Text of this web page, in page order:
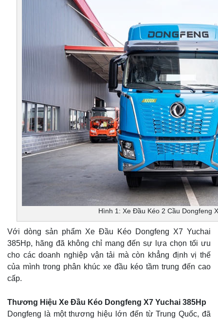
Hình 1: Xe Đầu Kéo 2 Cầu Dongfeng
Với dòng sản phẩm Xe Đầu Kéo Dongfeng X7 Yuchai
385Hp, hãng đã không chỉ mang đến sự lựa chọn tối ưu
cho các doanh nghiệp vận tải mà còn khẳng định vị thế
của mình trong phân khúc xe đầu kéo tầm trung đến cao
cấp.
Thương Hiệu Xe Đầu Kéo Dongfeng X7 Yuchai 385Hp
Dongfeng là một thương hiệu lớn đến từ Trung Quốc, đã